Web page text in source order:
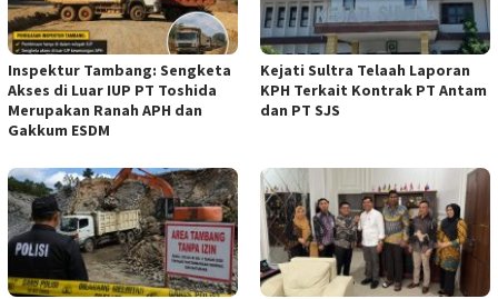
Inspektur Tambang: Sengketa
Akses di Luar IUP PT Toshida
Merupakan Ranah APH dan
Gakkum ESDM
Kejati Sultra Telaah Laporan
KPH Terkait Kontrak PT Antam
dan PT SJS